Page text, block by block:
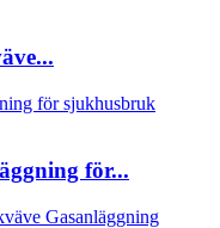
för...